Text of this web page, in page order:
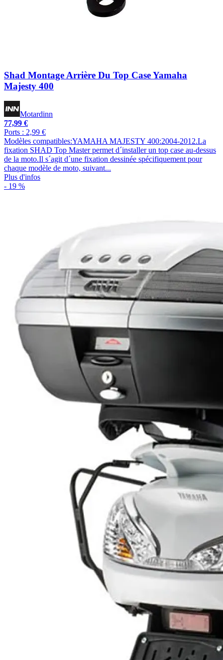
Shad Montage Arrière Du Top Case Yamaha
Majesty 400
Motardinn
77,99 €
Ports : 2,99 €
Modèles compatibles:YAMAHA MAJESTY 400:2004-2012.La
fixation SHAD Top Master permet d´installer un top case au-dessus
de la moto.Il s´agit d´une fixation dessinée spécifiquement pour
chaque modèle de moto, suivant...
Plus d'infos
- 19 %